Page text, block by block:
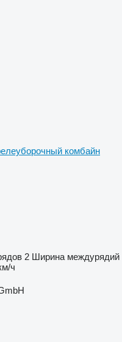
комбайн
2 Ширина междурядий
ч